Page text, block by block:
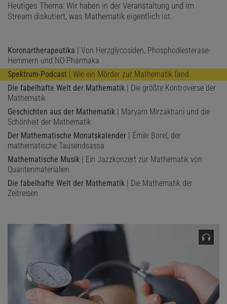
Heutiges Thema: Wir haben in der Veranstaltung und im
Stream diskutiert, was Mathematik eigentlich ist.
Koronartherapeutika | Von Herzglycosiden, Phosphodiesterase-
Hemmern und NO-Pharmaka
Spektrum-Podcast | Wie ein Mörder zur Mathematik fand
Die fabelhafte Welt der Mathematik | Die größte Kontroverse der
Mathematik
Geschichten aus der Mathematik | Maryam Mirzakhani und die
Schönheit der Mathematik
Der Mathematische Monatskalender | Émile Borel, der
mathematische Tausendsassa
Mathematische Musik | Ein Jazzkonzert zur Mathematik von
Quantenmaterialien
Die fabelhafte Welt der Mathematik | Die Mathematik der
Zeitreisen